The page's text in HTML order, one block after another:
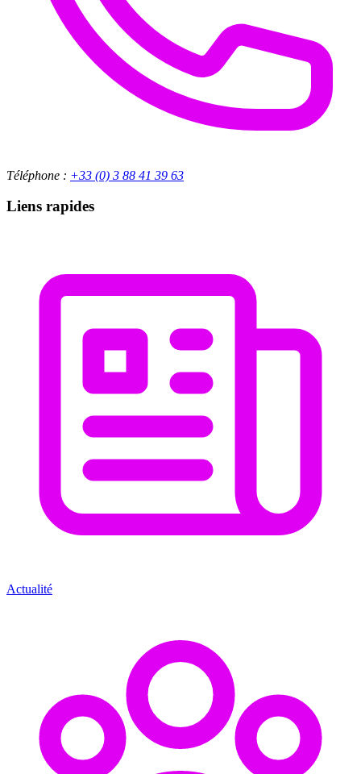
Téléphone : +33 (0) 3 88 41 39 63
Liens rapides
Actualité